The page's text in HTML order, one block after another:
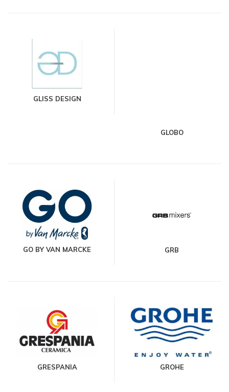
GLISS DESIGN
GLOBO
GO BY VAN MARCKE GRB
GRESPANIA GROHE